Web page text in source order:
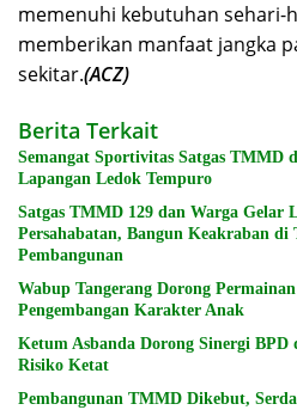
memenuhi kebutuhan sehari-
memberikan manfaat jangka
sekitar.(ACZ)
Berita Terkait
Semangat Sportivitas Satgas TMMD
Lapangan Ledok Tempuro
Satgas TMMD 129 dan Warga Gelar
Persahabatan, Bangun Keakraban di
Pembangunan
Wabup Tangerang Dorong
Pengembangan Karakter Anak
Ketum Asbanda Dorong Sinergi BPD
Risiko Ketat
Pembangunan TMMD Dikebut,